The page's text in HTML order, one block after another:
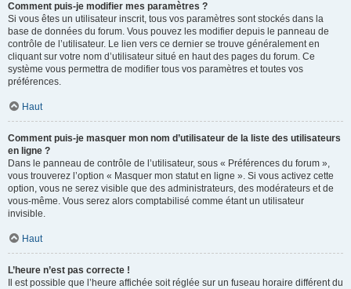
Comment puis-je modifier mes paramètres ?
Si vous êtes un utilisateur inscrit, tous vos paramètres sont stockés dans la
base de données du forum. Vous pouvez les modifier depuis le panneau de
contrôle de l’utilisateur. Le lien vers ce dernier se trouve généralement en
cliquant sur votre nom d’utilisateur situé en haut des pages du forum. Ce
système vous permettra de modifier tous vos paramètres et toutes vos
préférences.
Haut
Comment puis-je masquer mon nom d’utilisateur de la liste des utilisateurs
en ligne ?
Dans le panneau de contrôle de l’utilisateur, sous « Préférences du forum »,
vous trouverez l’option « Masquer mon statut en ligne ». Si vous activez cette
option, vous ne serez visible que des administrateurs, des modérateurs et de
vous-même. Vous serez alors comptabilisé comme étant un utilisateur
invisible.
Haut
L’heure n’est pas correcte !
Il est possible que l’heure affichée soit réglée sur un fuseau horaire différent du